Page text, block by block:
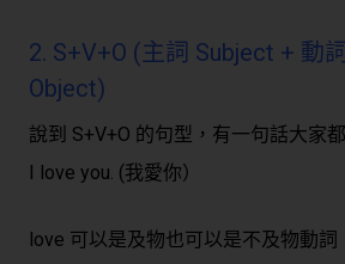
2. S+V+O (主詞 Subject + 動
Object)
說到 S+V+O 的句型，有一句話大家
I love you. (我愛你）
love 可以是及物也可以是不及物動詞